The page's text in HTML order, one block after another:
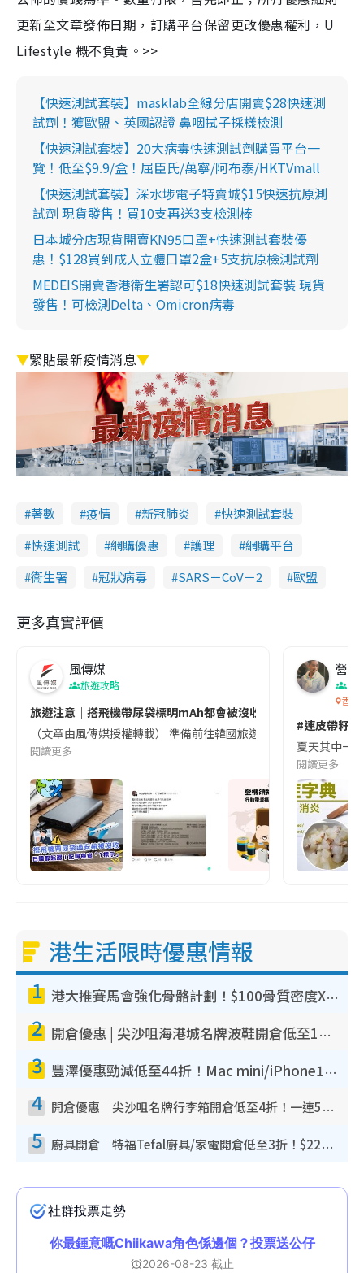
更新至文章發佈日期，訂購平台保留更改優惠權利，U
Lifestyle 概不負責。>>
【快速測試套裝】masklab全線分店開賣$28快速測
試劑！獲歐盟、英國認證 鼻咽拭子採樣檢測
【快速測試套裝】20大病毒快速測試劑購買平台一
覽！低至$9.9/盒！屈臣氏/萬寧/阿布泰/HKTVmall
【快速測試套裝】深水埗電子特賣城$15快速抗原測
試劑 現貨發售！買10支再送3支檢測棒
日本城分店現貨開賣KN95口罩+快速測試套裝優
惠！$128買到成人立體口罩2盒+5支抗原檢測試劑
MEDEIS開賣香港衛生署認可$18快速測試套裝 現貨
發售！可檢測Delta、Omicron病毒
▼緊貼最新疫情消息▼
著數 疫情 新冠肺炎
快速測試套裝
快速測試
網購優惠 護理
網購平台
衞生署
冠狀病毒 SARS－CoV－2 歐盟
更多真實評價
風傳媒
旅遊攻略
旅遊注意｜搭飛機帶尿袋標明mAh都會被沒收😱出發前切記檢查
（文章由風傳媒授權轉載） 準備前往韓國旅遊的民眾，近期要
閱讀更多
營養
香港
#連皮帶籽
夏天其中一
閱讀更多
港生活限時優惠情報
1 港大推賽馬會強化骨骼計劃！$100骨質密度X光檢查 完成免費運動訓練送超市禮券！附參加資格
2 開倉優惠 | 尖沙咀海港城名牌波鞋開倉低至1折！On鞋$899起／Joy&Peace鞋履$98起
3 豐澤優惠勁減低至44折！Mac mini/iPhone17Pro大減價！廚房家電$220起
4 開倉優惠｜尖沙咀名牌行李箱開倉低至4折！一連5日 American Tourister/ace./Hallmark $200起！
5 廚具開倉｜特福Tefal廚具/家電開倉低至3折！$220起買平底鍋/炒鑊/湯煲！電飯煲/吸塵機/燙斗$418起